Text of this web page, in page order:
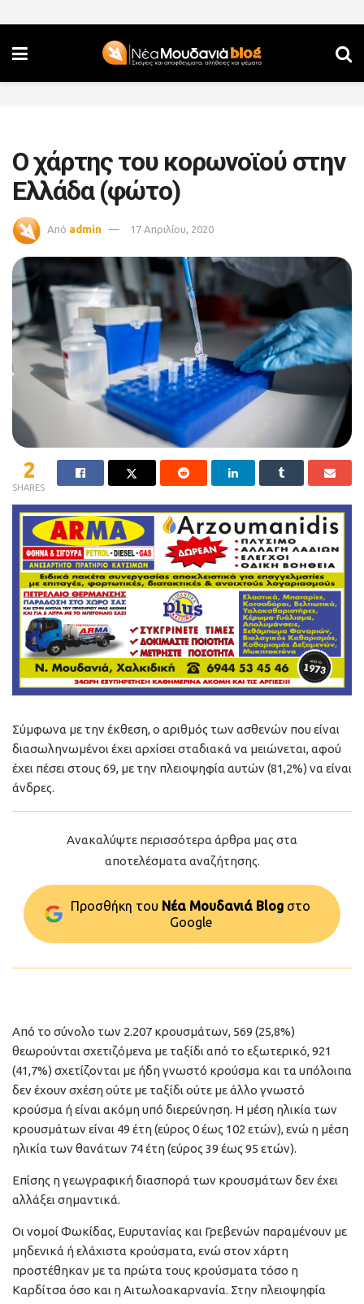
O χάρτης του κορωνοϊού στην
Ελλάδα (φώτο)
Από admin 17 Απριλίου, 2020
2
SHARES
Σύμφωνα με την έκθεση, ο αριθμός των ασθενών που είναι
διασωληνωμένοι έχει αρχίσει σταδιακά να μειώνεται, αφού
έχει πέσει στους 69, με την πλειοψηφία αυτών (81,2%) να είναι
άνδρες.
Ανακαλύψτε περισσότερα άρθρα μας στα
αποτελέσματα αναζήτησης.
Προσθήκη του Νέα Μουδανιά Blog στo
Google
Από το σύνολο των 2.207 κρουσμάτων, 569 (25,8%)
θεωρούνται σχετιζόμενα με ταξίδι από το εξωτερικό, 921
(41,7%) σχετίζονται με ήδη γνωστό κρούσμα και τα υπόλοιπα
δεν έχουν σχέση ούτε με ταξίδι ούτε με άλλο γνωστό
κρούσμα ή είναι ακόμη υπό διερεύνηση. Η μέση ηλικία των
κρουσμάτων είναι 49 έτη (εύρος 0 έως 102 ετών), ενώ η μέση
ηλικία των θανάτων 74 έτη (εύρος 39 έως 95 ετών).
Επίσης η γεωγραφική διασπορά των κρουσμάτων δεν έχει
αλλάξει σημαντικά.
Οι νομοί Φωκίδας, Ευρυτανίας και Γρεβενών παραμένουν με
μηδενικά ή ελάχιστα κρούσματα, ενώ στον χάρτη
προστέθηκαν με τα πρώτα τους κρούσματα τόσο η
Καρδίτσα όσο και η Αιτωλοακαρνανία. Στην πλειοψηφία